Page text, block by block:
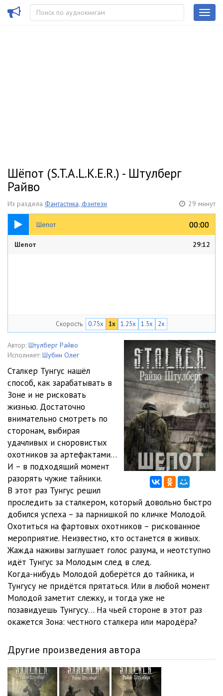
Шёпот (S.T.A.L.K.E.R.) - Штулберг
Райво
Из раздела Фантастика, фэнтези 29 минут
Шепот 00:00
00:00
29:12
Шепот 29:12
Скорость 0.75x 1x 1.25x 1.5x 2x
Автор: Штулберг Райво
Исполняет: Шубин Олег
Сталкер Тунгус нашёл
способ, как зарабатывать в
Зоне и не рисковать
жизнью. Достаточно
внимательно смотреть по
сторонам, выбирая
удачливых и сноровистых
охотников за артефактами…
И – в подходящий момент
разорять чужие тайники.
В этот раз Тунгус решил
проследить за сталкером, который довольно быстро
добился успеха – за парнишкой по кличке Молодой.
Охотиться на фартовых охотников – рискованное
мероприятие. Неизвестно, кто останется в живых.
Жажда наживы заглушает голос разума, и неотступно
идёт Тунгус за Молодым след в след.
Когда-нибудь Молодой доберётся до тайника, и
Тунгусу не придётся прятаться. Или в любой момент
Молодой заметит слежку, и тогда уже не
позавидуешь Тунгусу… На чьей стороне в этот раз
окажется Зона: честного сталкера или мародёра?
Другие произведения автора